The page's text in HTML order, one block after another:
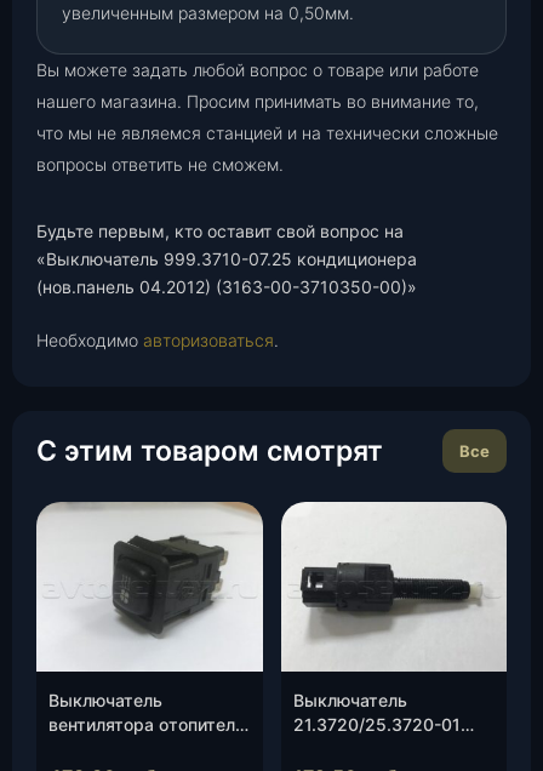
увеличенным размером на 0,50мм.
Вы можете задать любой вопрос о товаре или работе
нашего магазина. Просим принимать во внимание то,
что мы не являемся станцией и на технически сложные
вопросы ответить не сможем.
Будьте первым, кто оставит свой вопрос на
«Выключатель 999.3710-07.25 кондиционера
(нов.панель 04.2012) (3163-00-3710350-00)»
Необходимо авторизоваться.
С этим товаром смотрят Все
Выключатель
вентилятора отопителя
Выключатель
21.3720/25.3720-01